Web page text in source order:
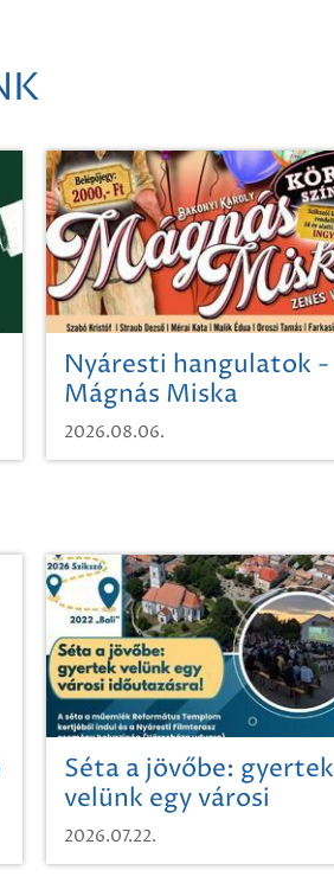
Nyáresti hangulatok -
Mágnás Miska
2026.08.06.
Séta a jövőbe: gyertek
velünk egy városi
időutazásra!
2026.07.22.